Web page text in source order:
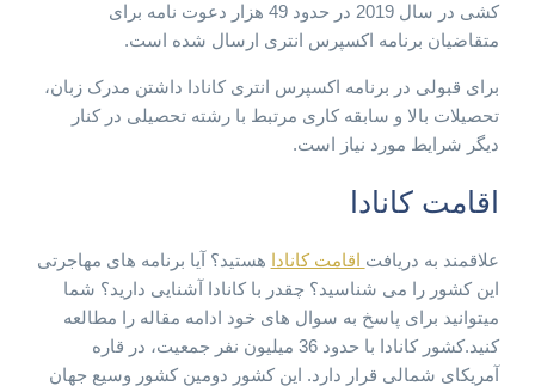
کشی در سال 2019 در حدود 49 هزار دعوت نامه برای
متقاضیان برنامه اکسپرس انتری ارسال شده است.
برای قبولی در برنامه اکسپرس انتری کانادا داشتن مدرک زبان،
تحصیلات بالا و سابقه کاری مرتبط با رشته تحصیلی در کنار
دیگر شرایط مورد نیاز است.
اقامت کانادا
علاقمند به دریافت اقامت کانادا
هستید؟ آیا برنامه های مهاجرتی
این کشور را می شناسید؟ چقدر با کانادا آشنایی دارید؟ شما
میتوانید برای پاسخ به سوال های خود ادامه مقاله را مطالعه
کنید.کشور کانادا با حدود 36 میلیون نفر جمعیت، در قاره
آمریکای شمالی قرار دارد. این کشور دومین کشور وسیع جهان